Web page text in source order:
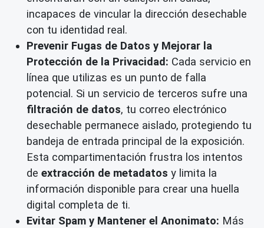
incapaces de vincular la dirección desechable
con tu identidad real.
Prevenir Fugas de Datos y Mejorar la
Protección de la Privacidad: Cada servicio en
línea que utilizas es un punto de falla
potencial. Si un servicio de terceros sufre una
filtración de datos, tu correo electrónico
desechable permanece aislado, protegiendo tu
bandeja de entrada principal de la exposición.
Esta compartimentación frustra los intentos
de extracción de metadatos y limita la
información disponible para crear una huella
digital completa de ti.
Evitar Spam y Mantener el Anonimato: Más